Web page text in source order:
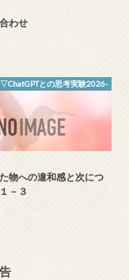
わせ
▽ChatGPTとの思考実験2026-
物への違和感と次につ
－３